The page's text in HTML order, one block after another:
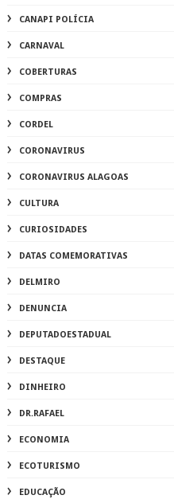
CANAPI POLÍCIA
CARNAVAL
COBERTURAS
COMPRAS
CORDEL
CORONAVIRUS
CORONAVIRUS ALAGOAS
CULTURA
CURIOSIDADES
DATAS COMEMORATIVAS
DELMIRO
DENUNCIA
DEPUTADOESTADUAL
DESTAQUE
DINHEIRO
DR.RAFAEL
ECONOMIA
ECOTURISMO
EDUCAÇÃO